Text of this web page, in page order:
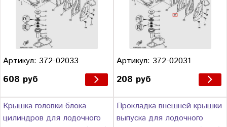
Артикул: 372-02033
608 руб
Артикул: 372-02031
208 руб
Крышка головки блока
цилиндров для лодочного
Прокладка внешней крышки
выпуска для лодочного